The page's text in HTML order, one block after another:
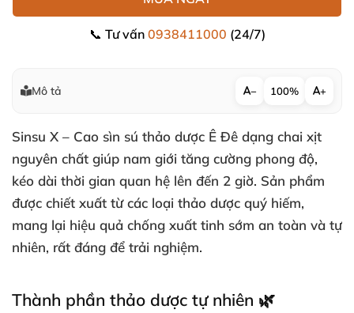
📞 Tư vấn 0938411000 (24/7)
Mô tả − 100% +
Sinsu X – Cao sìn sú thảo dược Ê Đê dạng chai xịt
nguyên chất giúp nam giới tăng cường phong độ,
kéo dài thời gian quan hệ lên đến 2 giờ. Sản phẩm
được chiết xuất từ các loại thảo dược quý hiếm,
mang lại hiệu quả chống xuất tinh sớm an toàn và tự
nhiên, rất đáng để trải nghiệm.
Thành phần thảo dược tự nhiên 🌿